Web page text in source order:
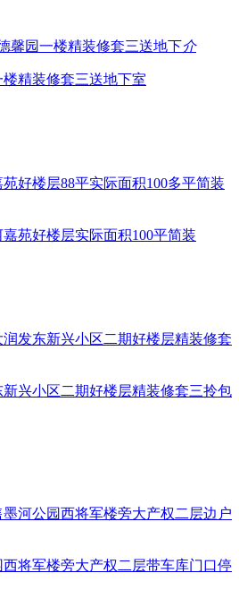
馨园一楼精装修套三送地下介
精装修套三送地下室
好楼层88平实际面积100多平简装
苑好楼层实际面积100平简装
润发东新兴小区二期好楼层精装修套
兴小区二期好楼层精装修套三拎包
墨河公园西将军楼旁大产权二层边户
将军楼旁大产权二层带车库门口停